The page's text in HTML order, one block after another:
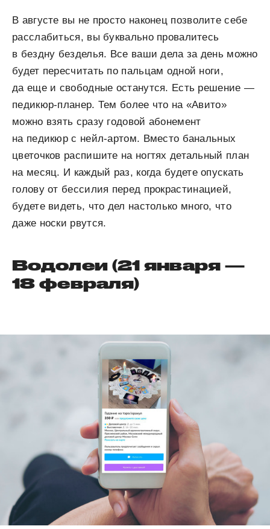
В августе вы не просто наконец позволите себе
расслабиться, вы буквально провалитесь
в бездну безделья. Все ваши дела за день можно
будет пересчитать по пальцам одной ноги,
да еще и свободные останутся. Есть решение —
педикюр-планер. Тем более что на «Авито»
можно взять сразу годовой абонемент
на педикюр с нейл-артом. Вместо банальных
цветочков распишите на ногтях детальный план
на месяц. И каждый раз, когда будете опускать
голову от бессилия перед прокрастинацией,
будете видеть, что дел настолько много, что
даже носки рвутся.
Водолеи (21 января —
18 февраля)